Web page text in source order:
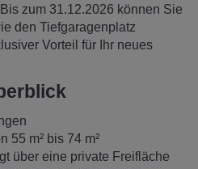
zum 31.12.2026 können Sie
den Tiefgaragenplatz
Vorteil für Ihr neues
55 m² bis 74 m²
über eine private Freifläche